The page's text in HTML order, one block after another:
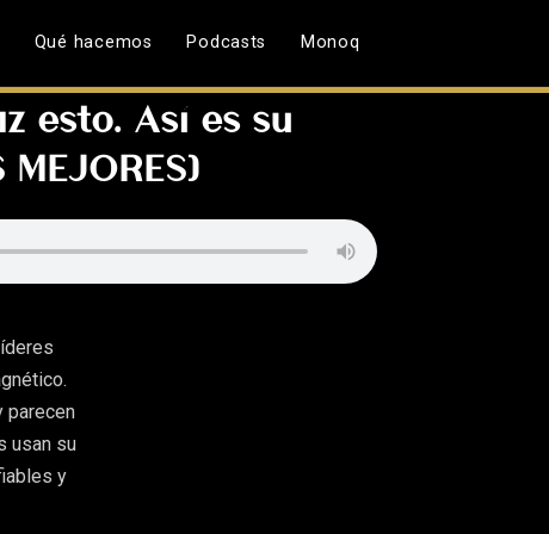
Qué hacemos Podcasts Monoq
esto. Así es su
parecen
usan su
y